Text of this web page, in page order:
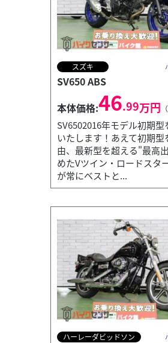
スズキ
SV650 ABS
本体価格:46.99万円
SV6502016年モデル初期型
いたします！あえて初期型
由、最新型を超える"最高
めたVツイン・ロードスタ
が常にベストと...
ハーレーダビッドソン